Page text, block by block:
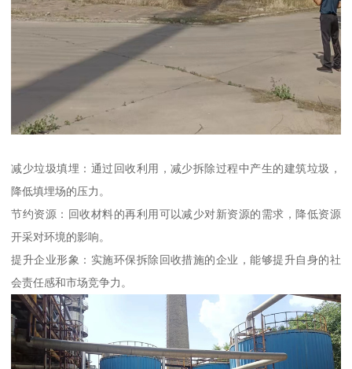
减少垃圾填埋：通过回收利用，减少拆除过程中产生的建筑垃圾，
降低填埋场的压力。
节约资源：回收材料的再利用可以减少对新资源的需求，降低资源
开采对环境的影响。
提升企业形象：实施环保拆除回收措施的企业，能够提升自身的社
会责任感和市场竞争力。